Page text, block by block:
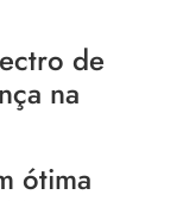
de
na
ótima